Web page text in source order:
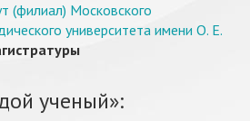
(филиал) Московского
университета имени О. Е.
ученый»: